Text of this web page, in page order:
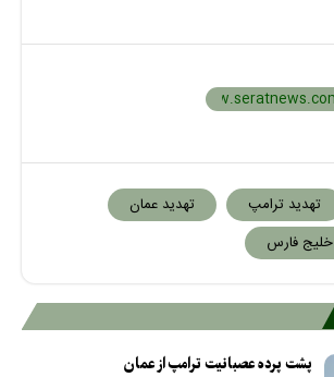
تهدید ترامپ
تهدید عمان
خلیج فارس
پشت پرده عصبانیت ترامپ از عمان